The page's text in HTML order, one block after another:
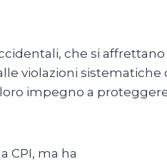
che si
violazioni sistematiche
impegno a
CPI, ma ha